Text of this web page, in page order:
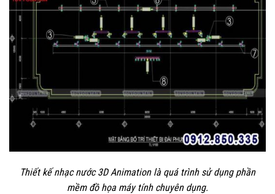
Thiết kế nhạc nước 3D Animation là quá trình sử dụng phần
mềm đồ họa máy tính chuyên dụng.